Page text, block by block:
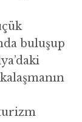
buluşup